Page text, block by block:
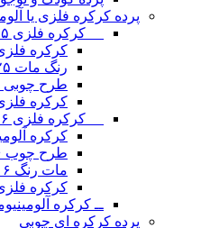
پرده کرکره فلزی یا
__ کرکره فلزی ۲۵ میلیمتری
کرکره فلزی
رنگ مات ۲۵.م.م
طرح چوبی ۲۵.م.م
کرکره فلزی
__ کرکره فلزی ۱۶ میلیمتری
کرکره آلومینیومی
طرح چوب ۱۶.م.م
مات رنگ ۱۶.م.م
کرکره فلزی
ــ کرکره
پرده کرکره ای چوبی